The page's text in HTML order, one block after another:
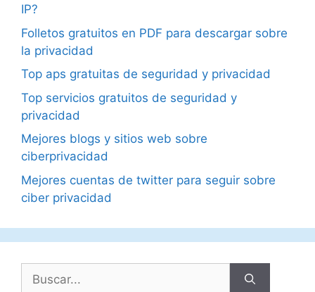
IP?
Folletos gratuitos en PDF para descargar sobre
la privacidad
Top aps gratuitas de seguridad y privacidad
Top servicios gratuitos de seguridad y
privacidad
Mejores blogs y sitios web sobre
ciberprivacidad
Mejores cuentas de twitter para seguir sobre
ciber privacidad